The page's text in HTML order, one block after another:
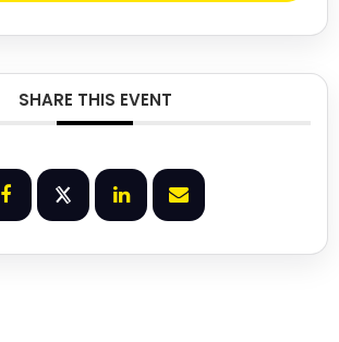
SHARE THIS EVENT